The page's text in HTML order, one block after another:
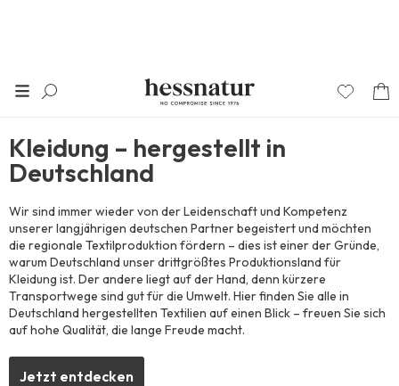
Made in Germany
Kleidung – hergestellt in
Deutschland
Wir sind immer wieder von der Leidenschaft und Kompetenz
unserer langjährigen deutschen Partner begeistert und möchten
die regionale Textilproduktion fördern – dies ist einer der Gründe,
warum Deutschland unser drittgrößtes Produktionsland für
Kleidung ist. Der andere liegt auf der Hand, denn kürzere
Transportwege sind gut für die Umwelt. Hier finden Sie alle in
Deutschland hergestellten Textilien auf einen Blick – freuen Sie sich
auf hohe Qualität, die lange Freude macht.
Jetzt entdecken